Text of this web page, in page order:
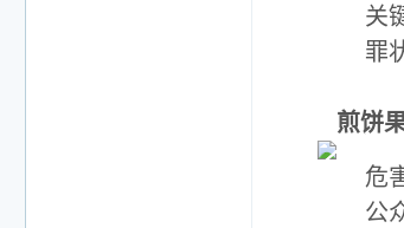
关键
罪状
煎饼
危
公众